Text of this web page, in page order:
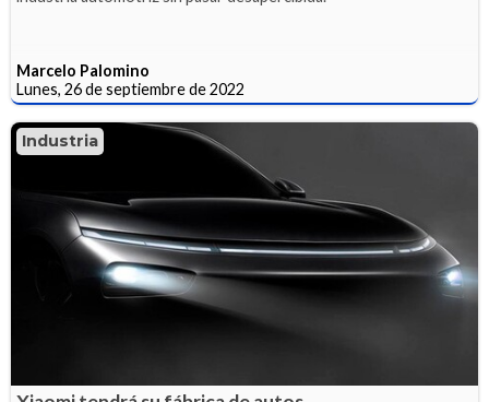
Marcelo Palomino
Lunes, 26 de septiembre de 2022
Industria